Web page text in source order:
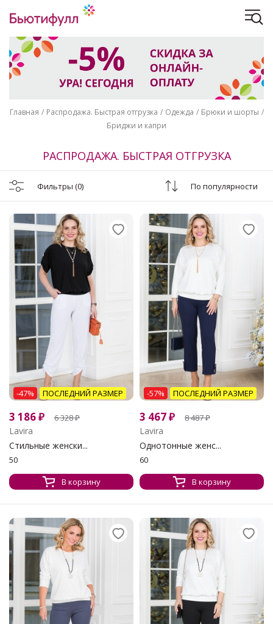
Главная Распродажа. Быстрая отгрузка Одежда
Брюки и шорты
Бриджи и капри
РАСПРОДАЖА. БЫСТРАЯ ОТГРУЗКА
Фильтры (0) По популярности
-47% ПОСЛЕДНИЙ РАЗМЕР
3 186₽ 6 328₽
Lavira
Стильные женски...
50
В корзину
-57% ПОСЛЕДНИЙ РАЗМЕР
3 467₽ 8 487₽
Lavira
Однотонные женс...
60
В корзину